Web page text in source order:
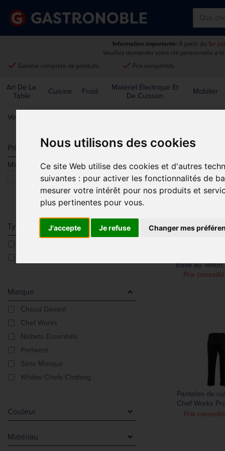
Nous utilisons des cookies
Ce site Web utilise des cookies et d'autres
suivantes : pour activer les fonctionnalités de
mesurer votre intérêt pour nos produits et
plus pertinentes pour vous.
J'accepte Je refuse Changer mes
Information importante: À partir du 1er
Veuillez demander votre clé personnelle à
done Gamme complète de produits done Prix compétitifs
Art De La
Table
Cuisine Froid
Matériel Électrique Et
De Cuisson
Mobilier
Vous êtes ici:
Prix
Min. Max.
Type De Produit
Marque
Chaud Devant
Chef Works
Nisbets Essentials
Portwest
Sans Marque
Whites Chefs Clothing
Couleur
A motifs
Matériau
Trier par
traité au Teflon
Prix
Pantalon de
Chef Works
chevrons
Prix